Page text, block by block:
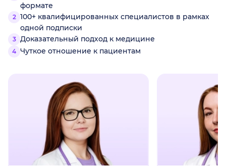
формате
100+ квалифицированных специалистов в рамках
одной подписки
Доказательный подход к медицине
Чуткое отношение к пациентам